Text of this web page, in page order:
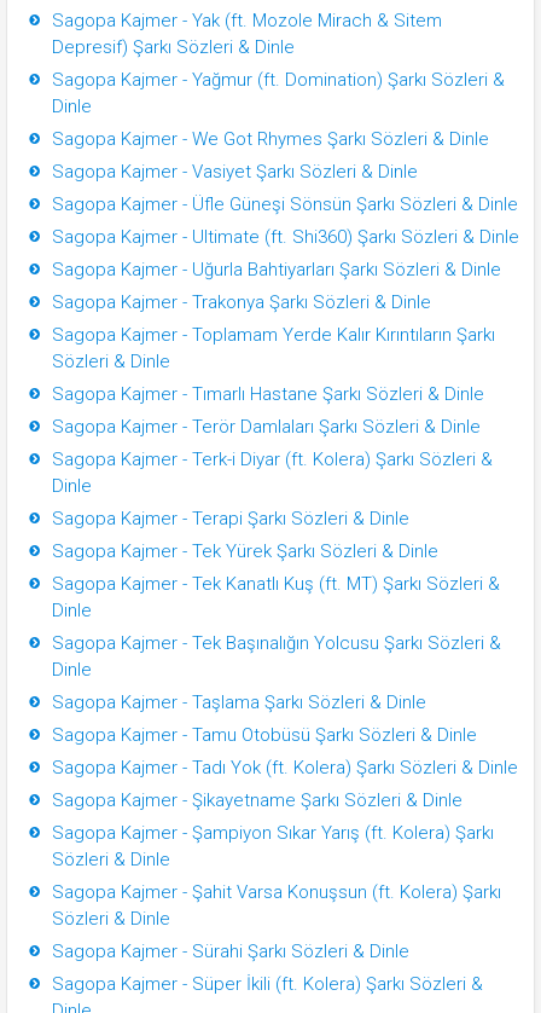
Sagopa Kajmer - Yak (ft. Mozole Mirach & Sitem
Depresif) Şarkı Sözleri & Dinle
Sagopa Kajmer - Yağmur (ft. Domination) Şarkı Sözleri &
Dinle
Sagopa Kajmer - We Got Rhymes Şarkı Sözleri & Dinle
Sagopa Kajmer - Vasiyet Şarkı Sözleri & Dinle
Sagopa Kajmer - Üfle Güneşi Sönsün Şarkı Sözleri & Dinle
Sagopa Kajmer - Ultimate (ft. Shi360) Şarkı Sözleri & Dinle
Sagopa Kajmer - Uğurla Bahtiyarları Şarkı Sözleri & Dinle
Sagopa Kajmer - Trakonya Şarkı Sözleri & Dinle
Sagopa Kajmer - Toplamam Yerde Kalır Kırıntıların Şarkı
Sözleri & Dinle
Sagopa Kajmer - Tımarlı Hastane Şarkı Sözleri & Dinle
Sagopa Kajmer - Terör Damlaları Şarkı Sözleri & Dinle
Sagopa Kajmer - Terk-i Diyar (ft. Kolera) Şarkı Sözleri &
Dinle
Sagopa Kajmer - Terapi Şarkı Sözleri & Dinle
Sagopa Kajmer - Tek Yürek Şarkı Sözleri & Dinle
Sagopa Kajmer - Tek Kanatlı Kuş (ft. MT) Şarkı Sözleri &
Dinle
Sagopa Kajmer - Tek Başınalığın Yolcusu Şarkı Sözleri &
Dinle
Sagopa Kajmer - Taşlama Şarkı Sözleri & Dinle
Sagopa Kajmer - Tamu Otobüsü Şarkı Sözleri & Dinle
Sagopa Kajmer - Tadı Yok (ft. Kolera) Şarkı Sözleri & Dinle
Sagopa Kajmer - Şikayetname Şarkı Sözleri & Dinle
Sagopa Kajmer - Şampiyon Sıkar Yarış (ft. Kolera) Şarkı
Sözleri & Dinle
Sagopa Kajmer - Şahit Varsa Konuşsun (ft. Kolera) Şarkı
Sözleri & Dinle
Sagopa Kajmer - Sürahi Şarkı Sözleri & Dinle
Sagopa Kajmer - Süper İkili (ft. Kolera) Şarkı Sözleri &